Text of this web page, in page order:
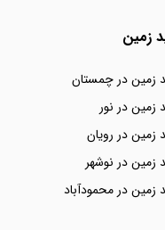
زمین
زمین در چمستان
زمین در نور
زمین در رویان
زمین در نوشهر
زمین در محمودآباد